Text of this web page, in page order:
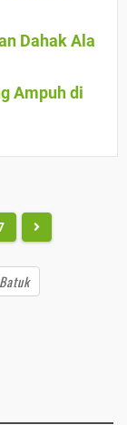
Dahak Ala
Ampuh di